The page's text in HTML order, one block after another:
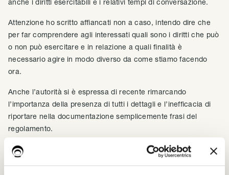
Attenzione ho scritto affiancati non a caso, intendo dire che
per far comprendere agli interessati quali sono i diritti che può
o non può esercitare e in relazione a quali finalità è
necessario agire in modo diverso da come stiamo facendo
ora.
Anche l’autorità si è espressa di recente rimarcando
l’importanza della presenza di tutti i dettagli e l’inefficacia di
riportare nella documentazione semplicemente frasi del
regolamento.
previsti dalla normativa,
in quanto alcuni dei diritti esercitabili sono strettamente